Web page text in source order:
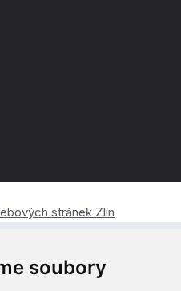
soubory
stránek Zlín